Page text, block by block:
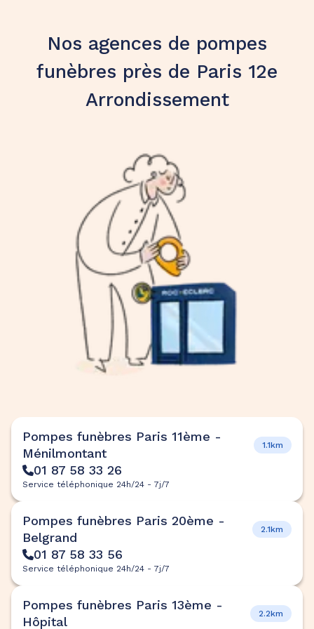
Nos agences de pompes
funèbres près de Paris 12e
Arrondissement
Pompes funèbres Paris 11ème -
Ménilmontant
1.1km
01 87 58 33 26
Service téléphonique 24h/24 - 7j/7
Pompes funèbres Paris 20ème -
Belgrand
2.1km
01 87 58 33 56
Service téléphonique 24h/24 - 7j/7
Pompes funèbres Paris 13ème -
Hôpital
2.2km